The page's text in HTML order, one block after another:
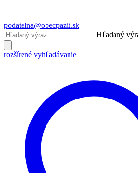
podatelna@obecpazit.sk
Hľadaný
rozšírené vyhľadávanie